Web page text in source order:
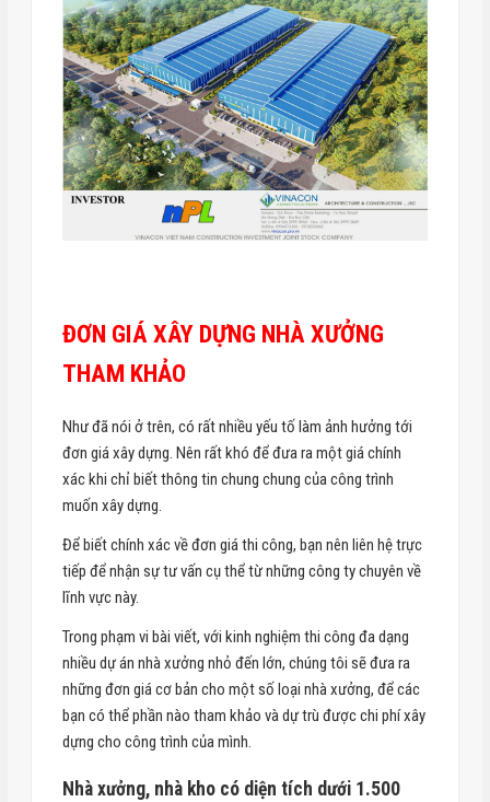
ĐƠN GIÁ XÂY DỰNG NHÀ XƯỞNG
THAM KHẢO
Như đã nói ở trên, có rất nhiều yếu tố làm ảnh hưởng tới
đơn giá xây dựng. Nên rất khó để đưa ra một giá chính
xác khi chỉ biết thông tin chung chung của công trình
muốn xây dựng.
Để biết chính xác về đơn giá thi công, bạn nên liên hệ trực
tiếp để nhận sự tư vấn cụ thể từ những công ty chuyên về
lĩnh vực này.
Trong phạm vi bài viết, với kinh nghiệm thi công đa dạng
nhiều dự án nhà xưởng nhỏ đến lớn, chúng tôi sẽ đưa ra
những đơn giá cơ bản cho một số loại nhà xưởng, để các
bạn có thể phần nào tham khảo và dự trù được chi phí xây
dựng cho công trình của mình.
Nhà xưởng, nhà kho có diện tích dưới 1.500